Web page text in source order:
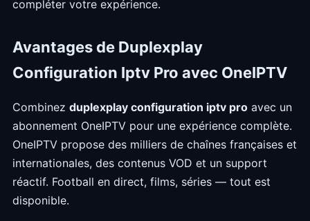
compléter votre expérience.
Avantages de Duplexplay
Configuration Iptv Pro avec OneIPTV
Combinez duplexplay configuration iptv pro avec un
abonnement OneIPTV pour une expérience complète.
OneIPTV propose des milliers de chaînes françaises et
internationales, des contenus VOD et un support
réactif. Football en direct, films, séries — tout est
disponible.